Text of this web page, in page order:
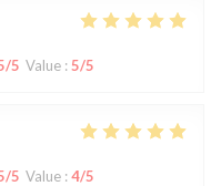
/5 Value : 5/5
/5 Value : 4/5